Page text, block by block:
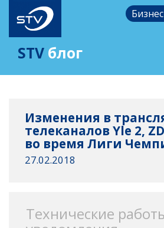
STV блог
Изменения в
телеканалов Yle 2,
во время Лиги
27.02.2018
Технические